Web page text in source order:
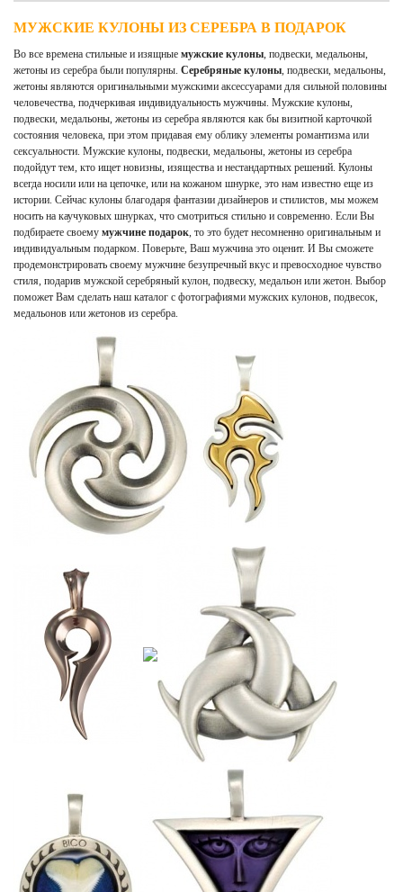
МУЖСКИЕ КУЛОНЫ ИЗ СЕРЕБРА В ПОДАРОК
Во все времена стильные и изящные мужские кулоны, подвески, медальоны,
жетоны из серебра были популярны. Серебряные кулоны, подвески, медальоны,
жетоны являются оригинальными мужскими аксессуарами для сильной половины
человечества, подчеркивая индивидуальность мужчины. Мужские кулоны,
подвески, медальоны, жетоны из серебра являются как бы визитной карточкой
состояния человека, при этом придавая ему облику элементы романтизма или
сексуальности. Мужские кулоны, подвески, медальоны, жетоны из серебра
подойдут тем, кто ищет новизны, изящества и нестандартных решений. Кулоны
всегда носили или на цепочке, или на кожаном шнурке, это нам известно еще из
истории. Сейчас кулоны благодаря фантазии дизайнеров и стилистов, мы можем
носить на каучуковых шнурках, что смотриться стильно и современно. Если Вы
подбираете своему мужчине подарок, то это будет несомненно оригинальным и
индивидуальным подарком. Поверьте, Ваш мужчина это оценит. И Вы сможете
продемонстрировать своему мужчине безупречный вкус и превосходное чувство
стиля, подарив мужской серебряный кулон, подвеску, медальон или жетон. Выбор
поможет Вам сделать наш каталог с фотографиями мужских кулонов, подвесок,
медальонов или жетонов из серебра.